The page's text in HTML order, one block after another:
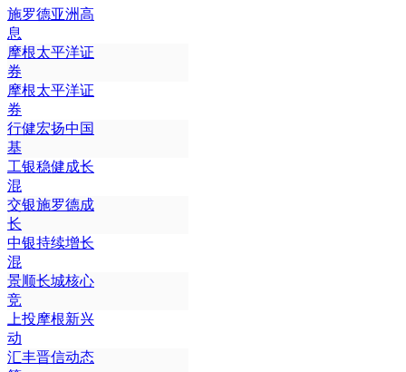
施罗德亚洲高
息
摩根太平洋证
券
摩根太平洋证
券
行健宏扬中国
基
工银稳健成长
混
交银施罗德成
长
中银持续增长
混
景顺长城核心
竞
上投摩根新兴
动
汇丰晋信动态